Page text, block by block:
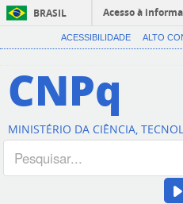
BRASIL
Acesso à
ACESSIBILIDADE ALTO
CNPq
MINISTÉRIO DA CIÊNCIA,